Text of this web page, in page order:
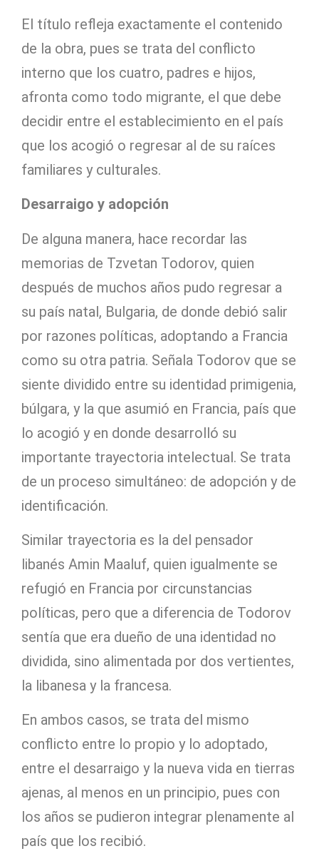
El título refleja exactamente el contenido
de la obra, pues se trata del conflicto
interno que los cuatro, padres e hijos,
afronta como todo migrante, el que debe
decidir entre el establecimiento en el país
que los acogió o regresar al de su raíces
familiares y culturales.
Desarraigo y adopción
De alguna manera, hace recordar las
memorias de Tzvetan Todorov, quien
después de muchos años pudo regresar a
su país natal, Bulgaria, de donde debió salir
por razones políticas, adoptando a Francia
como su otra patria. Señala Todorov que se
siente dividido entre su identidad primigenia,
búlgara, y la que asumió en Francia, país que
lo acogió y en donde desarrolló su
importante trayectoria intelectual. Se trata
de un proceso simultáneo: de adopción y de
identificación.
Similar trayectoria es la del pensador
libanés Amin Maaluf, quien igualmente se
refugió en Francia por circunstancias
políticas, pero que a diferencia de Todorov
sentía que era dueño de una identidad no
dividida, sino alimentada por dos vertientes,
la libanesa y la francesa.
En ambos casos, se trata del mismo
conflicto entre lo propio y lo adoptado,
entre el desarraigo y la nueva vida en tierras
ajenas, al menos en un principio, pues con
los años se pudieron integrar plenamente al
país que los recibió.